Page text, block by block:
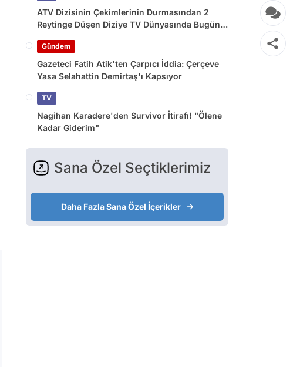
ATV Dizisinin Çekimlerinin Durmasından 2
Reytinge Düşen Diziye TV Dünyasında Bugün
Gündem
Gazeteci Fatih Atik'ten Çarpıcı İddia: Çerçeve
Yasa Selahattin Demirtaş'ı Kapsıyor
TV
Nagihan Karadere'den Survivor İtirafı! "Ölene
Kadar Giderim"
Sana Özel Seçtiklerimiz
Daha Fazla Sana Özel İçerikler